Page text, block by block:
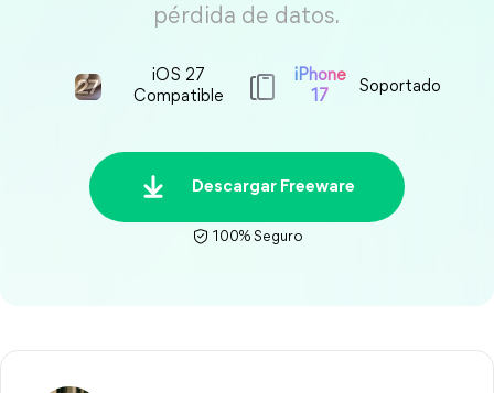
pérdida de datos.
iOS 27
Compatible
iPhone
17
Soportado
Descargar Freeware
100% Seguro